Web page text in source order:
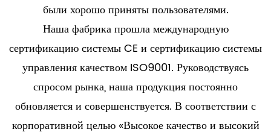
были хорошо приняты пользователями.
Наша фабрика прошла международную
сертификацию системы CE и сертификацию системы
управления качеством ISO9001. Руководствуясь
спросом рынка, наша продукция постоянно
обновляется и совершенствуется. В соответствии с
корпоративной целью «Высокое качество и высокий